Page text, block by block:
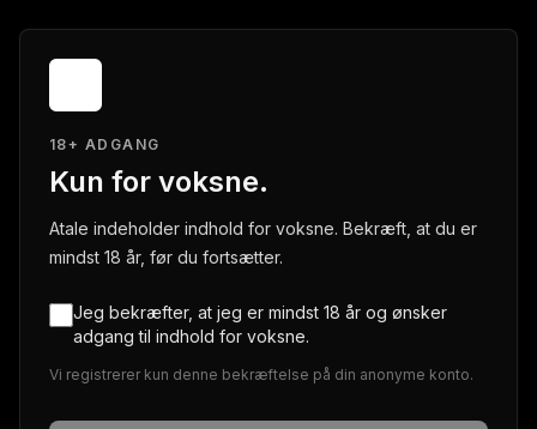
18+ ADGANG
Kun for voksne.
Atale indeholder indhold for voksne. Bekræft, at du er
mindst 18 år, før du fortsætter.
Jeg bekræfter, at jeg er mindst 18 år og ønsker
adgang til indhold for voksne.
Vi registrerer kun denne bekræftelse på din anonyme konto.